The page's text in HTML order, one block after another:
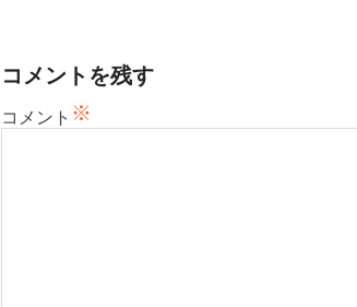
ョ
ン
コメントを残す
コメント ※